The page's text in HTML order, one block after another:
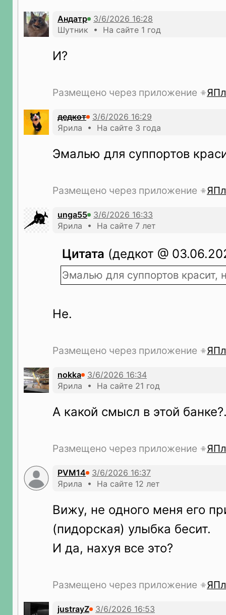
Андатр
Шутник • На сайте 1 год
И?
Размещено через приложение
дедкот
Ярила • На сайте 3 года
Эмалью для суппортов
Размещено через приложение
unga55
Ярила • На сайте 7 лет
Цитата (дедкот @
Эмалью для суппортов красит,
Не.
Размещено через приложение
nokka
Ярила • На сайте 21 год
А какой смысл в этой
Размещено через приложение
PVM14
Ярила • На сайте 12 лет
Вижу, не одного меня его
(пидорская) улыбка бесит.
И да, нахуя все это?
Размещено через приложение
justrayZ